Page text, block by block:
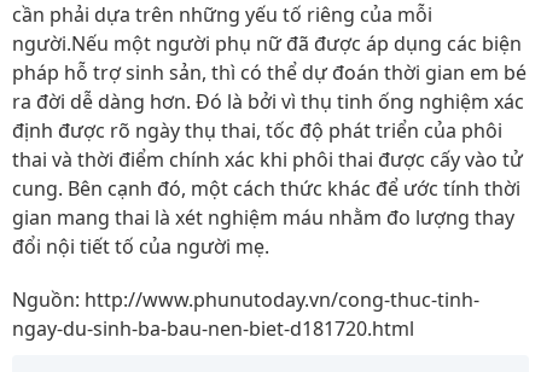
cần phải dựa trên những yếu tố riêng của mỗi
người.Nếu một người phụ nữ đã được áp dụng các biện
pháp hỗ trợ sinh sản, thì có thể dự đoán thời gian em bé
ra đời dễ dàng hơn. Đó là bởi vì thụ tinh ống nghiệm xác
định được rõ ngày thụ thai, tốc độ phát triển của phôi
thai và thời điểm chính xác khi phôi thai được cấy vào tử
cung. Bên cạnh đó, một cách thức khác để ước tính thời
gian mang thai là xét nghiệm máu nhằm đo lượng thay
đổi nội tiết tố của người mẹ.
Nguồn: http://www.phunutoday.vn/cong-thuc-tinh-
ngay-du-sinh-ba-bau-nen-biet-d181720.html